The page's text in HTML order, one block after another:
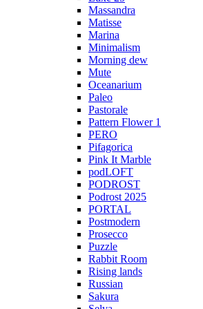
Massandra
Matisse
Marina
Minimalism
Morning dew
Mute
Oceanarium
Paleo
Pastorale
Pattern Flower 1
PERO
Pifagorica
Pink It Marble
podLOFT
PODROST
Podrost 2025
PORTAL
Postmodern
Prosecco
Puzzle
Rabbit Room
Rising lands
Russian
Sakura